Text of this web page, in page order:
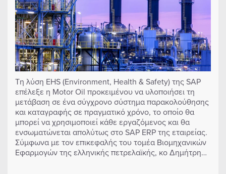
Τη λύση EHS (Environment, Health & Safety) της SAP
επέλεξε η Motor Oil προκειμένου να υλοποιήσει τη
μετάβαση σε ένα σύγχρονο σύστημα παρακολούθησης
και καταγραφής σε πραγματικό χρόνο, το οποίο θα
μπορεί να χρησιμοποιεί κάθε εργαζόμενος και θα
ενσωματώνεται απολύτως στο SAP ERP της εταιρείας.
Σύμφωνα με τον επικεφαλής του τομέα Βιομηχανικών
Εφαρμογών της ελληνικής πετρελαϊκής, κο Δημήτρη…